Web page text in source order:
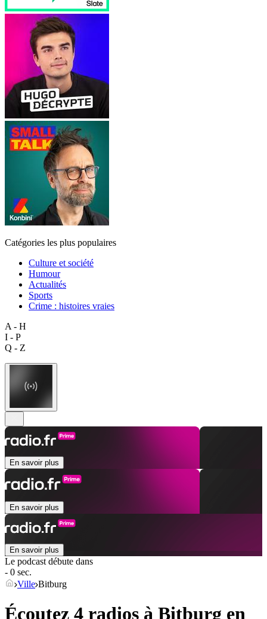
Catégories les plus populaires
Culture et société
Humour
Actualités
Sports
Crime : histoires vraies
A - H
I - P
Q - Z
En savoir plus
En savoir plus
En savoir plus
Le podcast débute dans
- 0 sec.
Ville Bitburg
Écoutez 4 radios à Bitburg en